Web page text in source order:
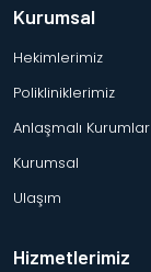
Kurumsal
Hekimlerimiz
Polikliniklerimiz
Anlaşmalı Kurumlar
Kurumsal
Ulaşım
Hizmetlerimiz